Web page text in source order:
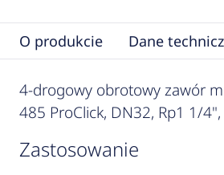
O produkcie Dane
4-drogowy obrotowy zawór
485 ProClick, DN32, Rp1 1/
zastosowanie